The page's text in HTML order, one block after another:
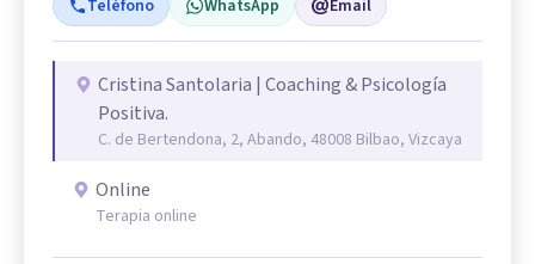
Teléfono WhatsApp Email
Cristina Santolaria | Coaching & Psicología
Positiva.
C. de Bertendona, 2, Abando, 48008 Bilbao, Vizcaya
Online
Terapia online